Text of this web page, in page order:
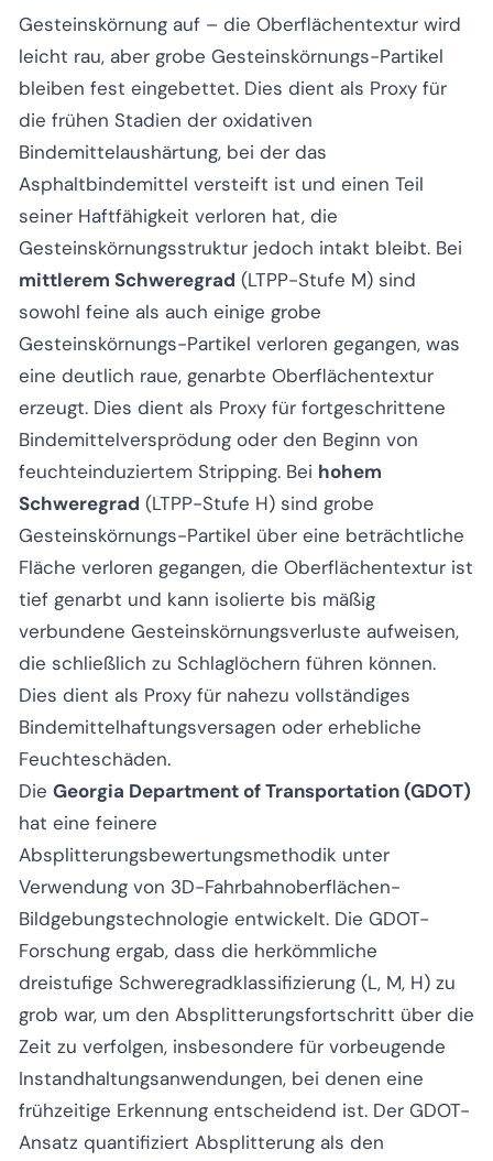
Gesteinskörnung auf – die Oberflächentextur wird
leicht rau, aber grobe Gesteinskörnungs-Partikel
bleiben fest eingebettet. Dies dient als Proxy für
die frühen Stadien der oxidativen
Bindemittelaushärtung, bei der das
Asphaltbindemittel versteift ist und einen Teil
seiner Haftfähigkeit verloren hat, die
Gesteinskörnungsstruktur jedoch intakt bleibt. Bei
mittlerem Schweregrad (LTPP-Stufe M) sind
sowohl feine als auch einige grobe
Gesteinskörnungs-Partikel verloren gegangen, was
eine deutlich raue, genarbte Oberflächentextur
erzeugt. Dies dient als Proxy für fortgeschrittene
Bindemittelversprödung oder den Beginn von
feuchteinduziertem Stripping. Bei hohem
Schweregrad (LTPP-Stufe H) sind grobe
Gesteinskörnungs-Partikel über eine beträchtliche
Fläche verloren gegangen, die Oberflächentextur ist
tief genarbt und kann isolierte bis mäßig
verbundene Gesteinskörnungsverluste aufweisen,
die schließlich zu Schlaglöchern führen können.
Dies dient als Proxy für nahezu vollständiges
Bindemittelhaftungsversagen oder erhebliche
Feuchteschäden.
Die Georgia Department of Transportation (GDOT)
hat eine feinere
Absplitterungsbewertungsmethodik unter
Verwendung von 3D-Fahrbahnoberflächen-
Bildgebungstechnologie entwickelt. Die GDOT-
Forschung ergab, dass die herkömmliche
dreistufige Schweregradklassifizierung (L, M, H) zu
grob war, um den Absplitterungsfortschritt über die
Zeit zu verfolgen, insbesondere für vorbeugende
Instandhaltungsanwendungen, bei denen eine
frühzeitige Erkennung entscheidend ist. Der GDOT-
Ansatz quantifiziert Absplitterung als den